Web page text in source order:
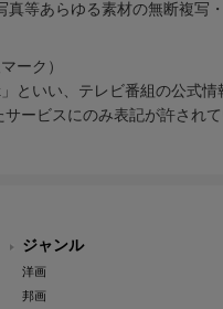
等あらゆる素材の無断複写
ーク）
といい、テレビ番組の公式情
サービスにのみ表記が許され
ジャンル
洋画
邦画